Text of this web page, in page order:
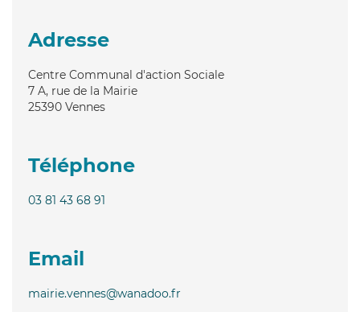
Adresse
Centre Communal d'action Sociale
7 A, rue de la Mairie
25390 Vennes
Téléphone
03 81 43 68 91
Email
mairie.vennes@wanadoo.fr